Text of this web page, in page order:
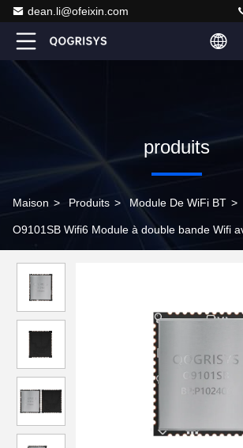
dean.li@ofeixin.com
produits
Maison > Produits > Module De WiFi BT >
O9101SB Wifi6 Module à double bande Wifi